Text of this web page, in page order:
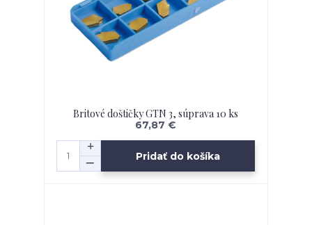
Britové doštičky GTN 3, súprava 10 ks
67,87 €
Pridať do košíka